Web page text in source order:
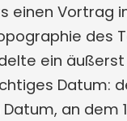
einen Vortrag
des
ein äußerst
Datum:
an dem